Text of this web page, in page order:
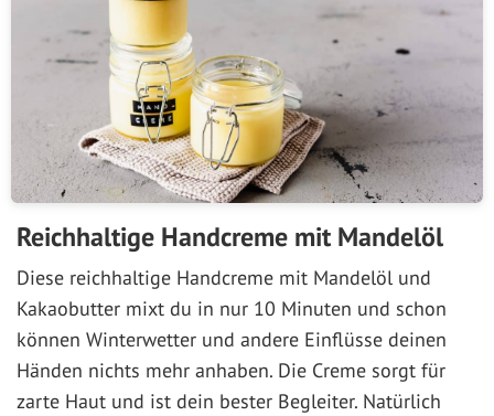
Reichhaltige Handcreme mit Mandelöl
Diese reichhaltige Handcreme mit Mandelöl und
Kakaobutter mixt du in nur 10 Minuten und schon
können Winterwetter und andere Einflüsse deinen
Händen nichts mehr anhaben. Die Creme sorgt für
zarte Haut und ist dein bester Begleiter. Natürlich